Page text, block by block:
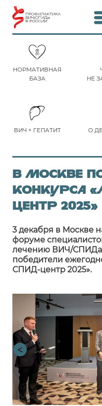
НОРМАТИВНАЯ
БАЗА
НЕ
ВИЧ + ГЕПАТИТ О
В Москве
конкурса
центр 2025»
3 декабря в Москве
форуме
лечению ВИЧ/
победители
СПИД-центр 2025».